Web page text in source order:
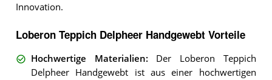
Innovation.
Loberon Teppich Delpheer Handgewebt Vorteile
Hochwertige Materialien: Der Loberon Teppich
Delpheer Handgewebt ist aus einer hochwertigen